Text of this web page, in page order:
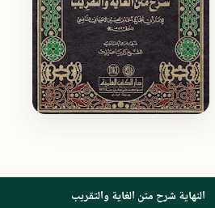
النهاية شرح متن الغاية والتقريب